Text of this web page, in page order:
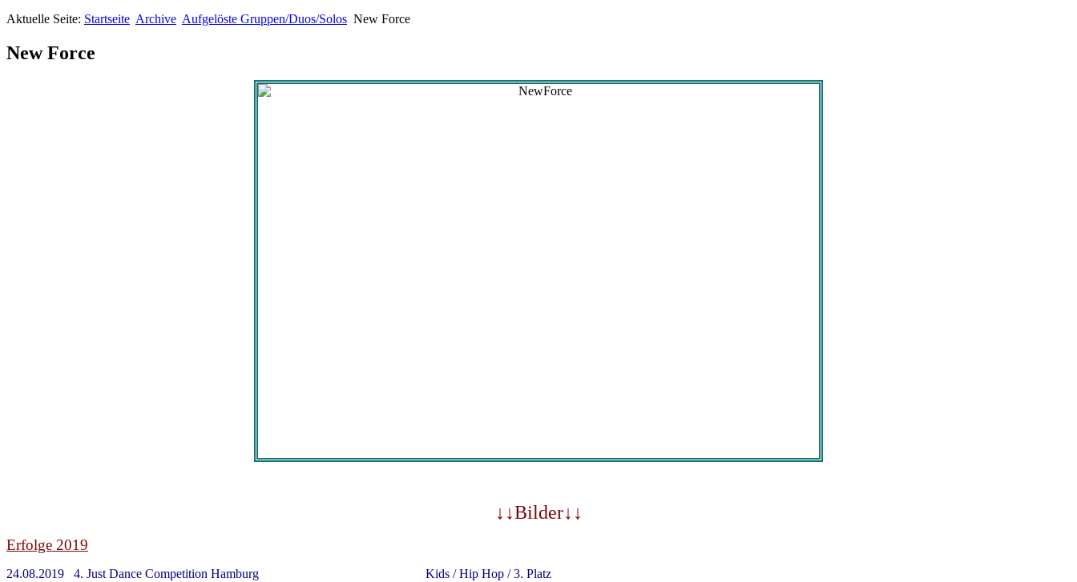
Aktuelle Seite: Startseite Archive Aufgelöste Gruppen/Duos/Solos New Force
New Force
↓↓Bilder↓↓
Erfolge 2019
24.08.2019 4. Just Dance Competition Hamburg Kids / Hip Hop / 3. Platz